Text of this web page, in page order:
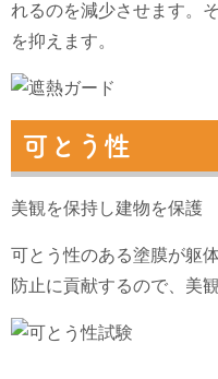
れるのを減少させます。
を抑えます。
可とう性
美観を保持し建物を保護
可とう性のある塗膜が躯
防止に貢献するので、美